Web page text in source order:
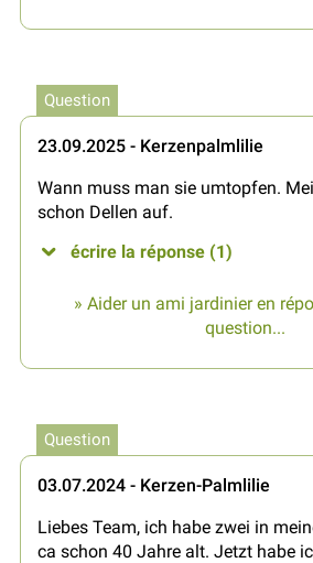
Question
23.09.2025 - Kerzenpalmlilie
Wann muss man sie umtopfen.
schon Dellen auf.
écrire la réponse (1)
» Aider un ami jardinier en
question...
Question
03.07.2024 - Kerzen-Palmlilie
Liebes Team, ich habe zwei in
ca schon 40 Jahre alt. Jetzt habe